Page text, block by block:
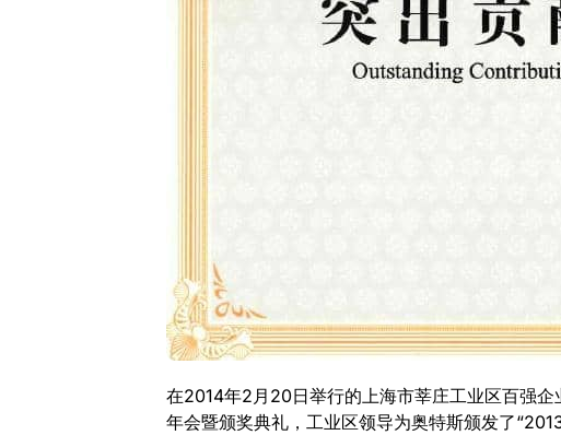
在2014年2月20日举行的上海市莘庄工业区百强
年会暨颁奖典礼，工业区领导为奥特斯颁发了